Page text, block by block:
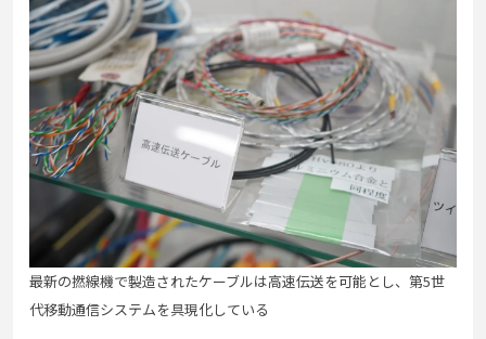
最新の撚線機で製造されたケーブルは高速伝送を可能とし、第5世
代移動通信システムを具現化している